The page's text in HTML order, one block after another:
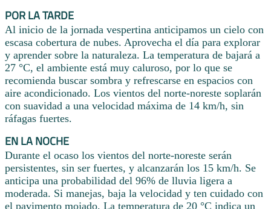
POR LA TARDE
Al inicio de la jornada vespertina anticipamos un cielo con
escasa cobertura de nubes. Aprovecha el día para explorar
y aprender sobre la naturaleza. La temperatura de bajará a
27 °C, el ambiente está muy caluroso, por lo que se
recomienda buscar sombra y refrescarse en espacios con
aire acondicionado. Los vientos del norte-noreste soplarán
con suavidad a una velocidad máxima de 14 km/h, sin
ráfagas fuertes.
EN LA NOCHE
Durante el ocaso los vientos del norte-noreste serán
persistentes, sin ser fuertes, y alcanzarán los 15 km/h. Se
anticipa una probabilidad del 96% de lluvia ligera a
moderada. Si manejas, baja la velocidad y ten cuidado con
el pavimento mojado. La temperatura de 20 °C indica un